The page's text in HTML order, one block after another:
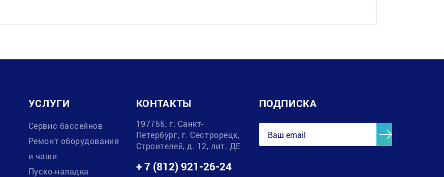
УСЛУГИ
Сервис бассейнов
Ремонт оборудования
и чаши
Пуско-наладка
КОНТАКТЫ
197755, г. Санкт-
Петербург, г. Сестрорецк,
Строителей, д. 12, лит. ДЕ
+ 7 (812) 921-26-24
ПОДПИСКА